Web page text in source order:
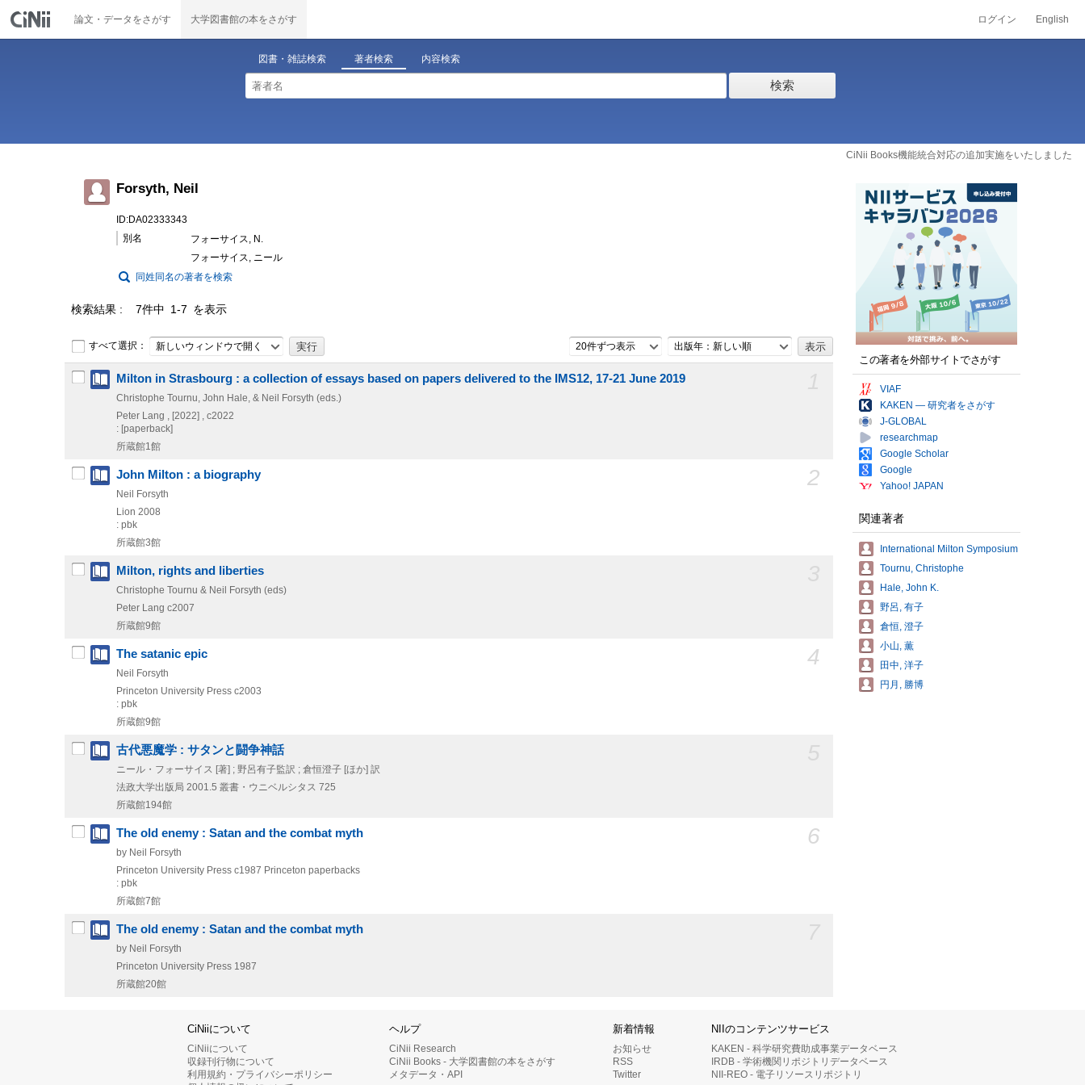
論文・データをさがす 大学図書館の本をさがす ログイン English
図書・雑誌検索 著者検索 内容検索
検索
CiNii Books機能統合対応の追加実施をいたしました
Forsyth, Neil
ID:DA02333343
別名
フォーサイス, N.
フォーサイス, ニール
同姓同名の著者を検索
検索結果 7件中 1-7 を表示
すべて選択： 新しいウィンドウで開く 20件ずつ表示 出版年：新しい順
Milton in Strasbourg : a collection of essays based on papers delivered to the IMS12, 17-21 June 2019
Christophe Tournu, John Hale, & Neil Forsyth (eds.)
Peter Lang , [2022] , c2022
: [paperback]
所蔵館1館
2
John Milton : a biography
Neil Forsyth
Lion 2008
: pbk
所蔵館3館
Milton, rights and liberties
Christophe Tournu & Neil Forsyth (eds)
Peter Lang c2007
所蔵館9館
4
The satanic epic
Neil Forsyth
Princeton University Press c2003
: pbk
所蔵館9館
古代悪魔学 : サタンと闘争神話
ニール・フォーサイス [著] ; 野呂有子監訳 ; 倉恒澄子 [ほか] 訳
法政大学出版局 2001.5 叢書・ウニベルシタス 725
所蔵館194館
6
The old enemy : Satan and the combat myth
by Neil Forsyth
Princeton University Press c1987 Princeton paperbacks
: pbk
所蔵館7館
The old enemy : Satan and the combat myth
by Neil Forsyth
Princeton University Press 1987
所蔵館20館
この著者を外部サイトでさがす
VIAF
KAKEN — 研究者をさがす
J-GLOBAL
researchmap
Google Scholar
Google
Yahoo! JAPAN
関連著者
International Milton Symposium
Tournu, Christophe
Hale, John K.
野呂, 有子
倉恒, 澄子
小山, 薫
田中, 洋子
円月, 勝博
CiNiiについて
CiNiiについて
収録刊行物について
利用規約・プライバシーポリシー
ヘルプ
CiNii Research
CiNii Books - 大学図書館の本をさがす
メタデータ・API
新着情報
お知らせ
RSS
Twitter
NIIのコンテンツサービス
KAKEN - 科学研究費助成事業データベース
IRDB - 学術機関リポジトリデータベース
NII-REO - 電子リソースリポジトリ